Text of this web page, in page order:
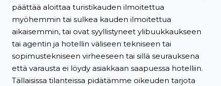
päättää aloittaa turistikauden ilmoitettua
myöhemmin tai sulkea kauden ilmoitettua
aikaisemmin, tai ovat syyllistyneet ylibuukkaukseen
tai agentin ja hotellin väliseen tekniseen tai
sopimustekniseen virheeseen tai sillä seurauksena
että varausta ei löydy asiakkaan saapuessa hotelliin.
Tällaisissa tilanteissa pidätämme oikeuden tarjota